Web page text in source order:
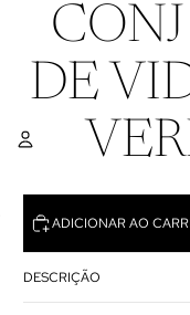
CONTA
PEDIDOS
DE
ADICIONAR AO
DESCRIÇÃO